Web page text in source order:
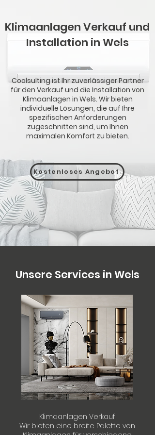
Klimaanlagen Verkauf und
Installation in Wels
Coolsulting ist Ihr zuverlässiger Partner
für den Verkauf und die Installation von
Klimaanlagen in Wels. Wir bieten
individuelle Lösungen, die auf Ihre
spezifischen Anforderungen
zugeschnitten sind, um Ihnen
maximalen Komfort zu bieten.
Kostenloses Angebot
Unsere Services in Wels
Klimaanlagen Verkauf
Wir bieten eine breite Palette von